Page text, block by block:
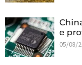
e
05/08/